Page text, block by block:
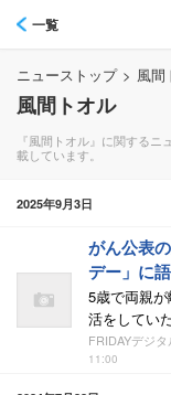
一覧
ニューストップ > 風間
風間トオル
『風間トオル』に関する
載しています。
2025年9月3日
がん公表
デー」に
5歳で両親
活をしてい
FRIDAYデジタ
11:00